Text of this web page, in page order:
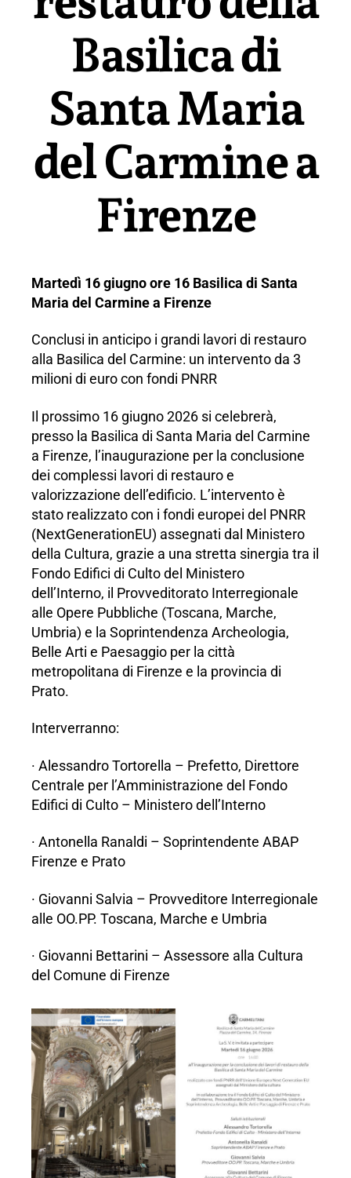
Prato
Basilica di
Santa Maria
del Carmine a
Firenze
Martedì 16 giugno ore 16 Basilica di Santa
Maria del Carmine a Firenze
Conclusi in anticipo i grandi lavori di restauro
alla Basilica del Carmine: un intervento da 3
milioni di euro con fondi PNRR
Il prossimo 16 giugno 2026 si celebrerà,
presso la Basilica di Santa Maria del Carmine
a Firenze, l’inaugurazione per la conclusione
dei complessi lavori di restauro e
valorizzazione dell’edificio. L’intervento è
stato realizzato con i fondi europei del PNRR
(NextGenerationEU) assegnati dal Ministero
della Cultura, grazie a una stretta sinergia tra il
Fondo Edifici di Culto del Ministero
dell’Interno, il Provveditorato Interregionale
alle Opere Pubbliche (Toscana, Marche,
Umbria) e la Soprintendenza Archeologia,
Belle Arti e Paesaggio per la città
metropolitana di Firenze e la provincia di
Prato.
Interverranno:
· Alessandro Tortorella – Prefetto, Direttore
Centrale per l’Amministrazione del Fondo
Edifici di Culto – Ministero dell’Interno
· Antonella Ranaldi – Soprintendente ABAP
Firenze e Prato
· Giovanni Salvia – Provveditore Interregionale
alle OO.PP. Toscana, Marche e Umbria
· Giovanni Bettarini – Assessore alla Cultura
del Comune di Firenze